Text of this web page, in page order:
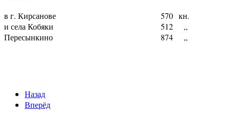
в г. Кирсанове
570 кн.
и села Кобяки
512
„
Пересынкино
874 „
Назад
Вперёд